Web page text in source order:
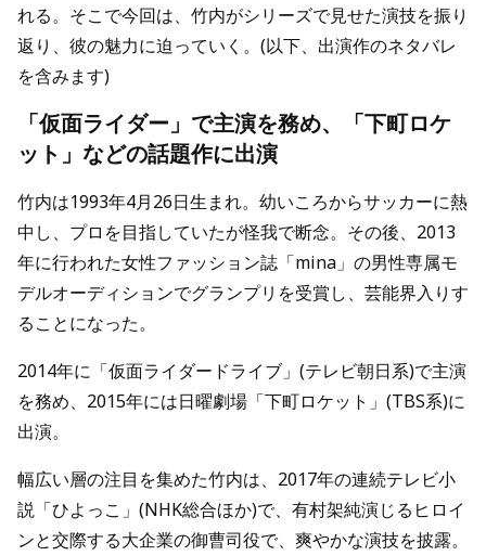
れる。そこで今回は、竹内がシリーズで見せた演技を振り
返り、彼の魅力に迫っていく。(以下、出演作のネタバレ
を含みます)
「仮面ライダー」で主演を務め、「下町ロケ
ット」などの話題作に出演
竹内は1993年4月26日生まれ。幼いころからサッカーに熱
中し、プロを目指していたが怪我で断念。その後、2013
年に行われた女性ファッション誌「mina」の男性専属モ
デルオーディションでグランプリを受賞し、芸能界入りす
ることになった。
2014年に「仮面ライダードライブ」(テレビ朝日系)で主演
を務め、2015年には日曜劇場「下町ロケット」(TBS系)に
出演。
幅広い層の注目を集めた竹内は、2017年の連続テレビ小
説「ひよっこ」(NHK総合ほか)で、有村架純演じるヒロイ
ンと交際する大企業の御曹司役で、爽やかな演技を披露。